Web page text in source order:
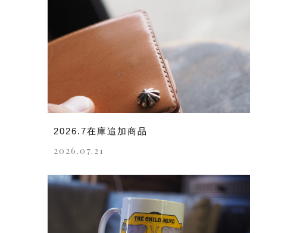
2026.7在庫追加商品
2026.07.21